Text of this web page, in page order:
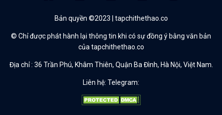
Bản quyền ©2023 | tapchithethao.co
© Chỉ được phát hành lại thông tin khi có sự đồng ý bằng văn bản
của tapchithethao.co
Địa chỉ : 36 Trần Phú, Khâm Thiên, Quận Ba Đình, Hà Nội, Việt Nam.
Liên hệ: Telegram: